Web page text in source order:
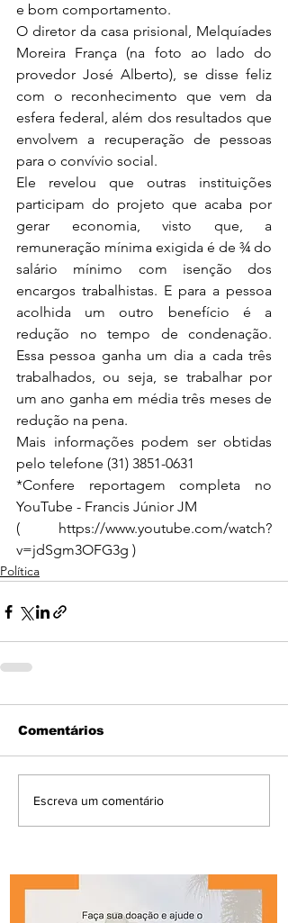
e bom comportamento.
O diretor da casa prisional, Melquíades
Moreira França (na foto ao lado do
provedor José Alberto), se disse feliz
com o reconhecimento que vem da
esfera federal, além dos resultados que
envolvem a recuperação de pessoas
para o convívio social.
Ele revelou que outras instituições
participam do projeto que acaba por
gerar economia, visto que, a
remuneração mínima exigida é de ¾ do
salário mínimo com isenção dos
encargos trabalhistas. E para a pessoa
acolhida um outro benefício é a
redução no tempo de condenação.
Essa pessoa ganha um dia a cada três
trabalhados, ou seja, se trabalhar por
um ano ganha em média três meses de
redução na pena.
Mais informações podem ser obtidas
pelo telefone (31) 3851-0631
*Confere reportagem completa no
YouTube - Francis Júnior JM
(
https://www.youtube.com/watch?
v=jdSgm3OFG3g )
Política
Comentários
Escreva um comentário